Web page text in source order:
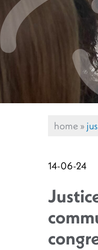
home»
14-06-24